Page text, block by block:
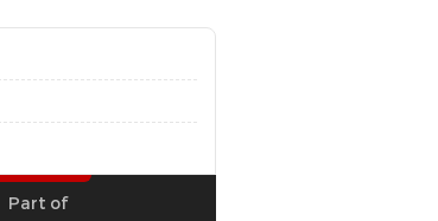
Part of